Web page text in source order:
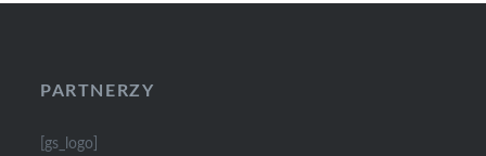
PARTNERZY
[gs_logo]